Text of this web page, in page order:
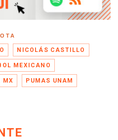
NICOLÁS CASTILLO
MEXICANO
MX PUMAS UNAM